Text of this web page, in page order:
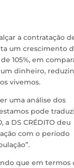
a contratação
um crescimento
105%, em
dinheiro,
vivemos.
uma análise dos
pode
DS CRÉDITO deu
com o período
que em termos